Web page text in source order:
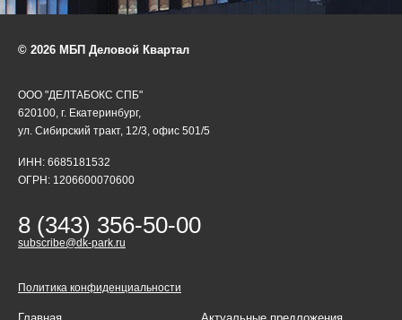
© 2026 МБП Деловой Квартал
ООО "ДЕЛТАБОКС СПБ"
620100, г. Екатеринбург,
ул. Сибирский тракт, 12/3, офис 501/5
ИНН: 6685181532
ОГРН: 1206600070600
8 (343) 356-50-00
subscribe@dk-park.ru
Политика конфиденциальности